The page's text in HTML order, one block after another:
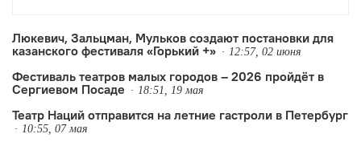
номинациях и обладателей
специальных призов.
Люкевич, Зальцман, Мульков создают постановки для
казанского фестиваля «Горький +»
12:57, 02 июня
Фестиваль театров малых городов – 2026 пройдёт в
Сергиевом Посаде
18:51, 19 мая
Театр Наций отправится на летние гастроли в Петербург
10:55, 07 мая